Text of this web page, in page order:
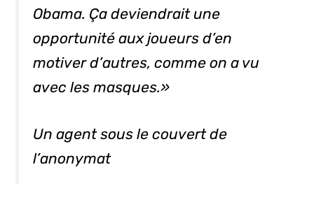
Obama. Ça deviendrait une
opportunité aux joueurs d’en
motiver d’autres, comme on a vu
avec les masques.»
Un agent sous le couvert de
l’anonymat